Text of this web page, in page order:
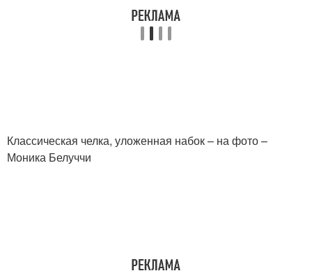
Классическая челка, уложенная набок – на фото –
Моника Белуччи